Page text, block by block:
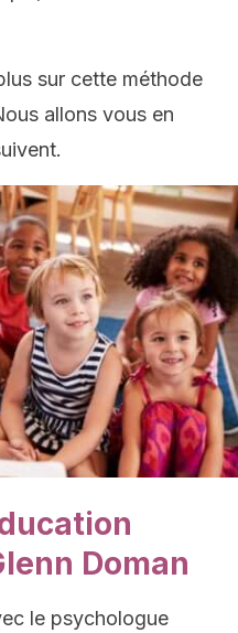
sur cette méthode
allons vous en
Doman
le psychologue